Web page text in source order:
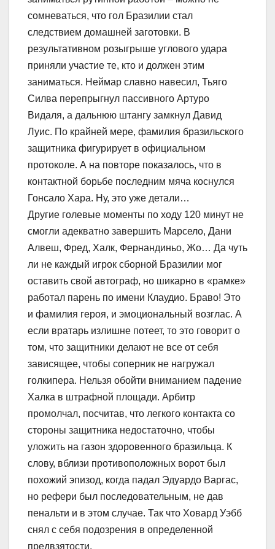
сомневаться, что гол Бразилии стал
следствием домашней заготовки. В
результативном розыгрыше углового удара
приняли участие те, кто и должен этим
заниматься. Неймар славно навесил, Тьяго
Силва перепрыгнул пассивного Артуро
Видаля, а дальнюю штангу замкнул Давид
Луис. По крайней мере, фамилия бразильского
защитника фигурирует в официальном
протоколе. А на повторе показалось, что в
контактной борьбе последним мяча коснулся
Гонсало Хара. Ну, это уже детали…
Другие голевые моменты по ходу 120 минут не
смогли адекватно завершить Марсело, Дани
Алвеш, Фред, Халк, Фернандиньо, Жо… Да чуть
ли не каждый игрок сборной Бразилии мог
оставить свой автограф, но шикарно в «рамке»
работал парень по имени Клаудио. Браво! Это
и фамилия героя, и эмоциональный возглас. А
если вратарь излишне потеет, то это говорит о
том, что защитники делают не все от себя
зависящее, чтобы соперник не нагружал
голкипера. Нельзя обойти вниманием падение
Халка в штрафной площади. Арбитр
промолчал, посчитав, что легкого контакта со
стороны защитника недостаточно, чтобы
уложить на газон здоровенного бразильца. К
слову, вблизи противоположных ворот был
похожий эпизод, когда падал Эдуардо Варгас,
но рефери был последовательным, не дав
пенальти и в этом случае. Так что Ховард Уэбб
снял с себя подозрения в определенной
предвзятости.